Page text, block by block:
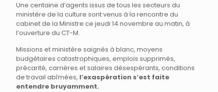
Une centaine d’agents issus de tous les secteurs du
ministère de la culture sont venus à la rencontre du
cabinet de la Ministre ce jeudi 14 novembre au matin, à
l’ouverture du CT-M.
Missions et ministère saignés à blanc, moyens
budgétaires catastrophiques, emplois supprimés,
précarité, carrières et salaires désespérants, conditions
de travail abîmées, l’exaspération s’est faite
entendre bruyamment.